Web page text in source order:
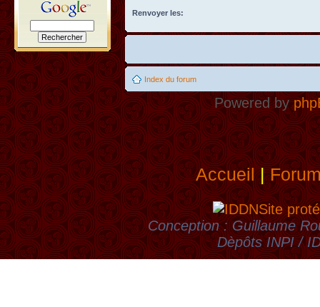
Renvoyer les:
Index du forum
Powered by
Accueil|
Site
Conception : Guillaume
Dèpôts INPI /